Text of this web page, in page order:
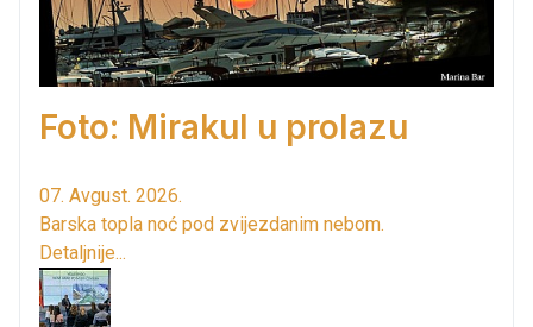
Foto: Mirakul u prolazu
07. Avgust. 2026.
Barska topla noć pod zvijezdanim nebom.
Detaljnije...